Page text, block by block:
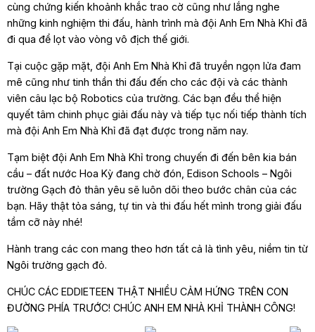
cùng chứng kiến khoảnh khắc trao cờ cũng như lắng nghe
những kinh nghiệm thi đấu, hành trình mà đội Anh Em Nhà Khỉ đã
đi qua để lọt vào vòng vô địch thế giới.
Tại cuộc gặp mặt, đội Anh Em Nhà Khỉ đã truyền ngọn lửa đam
mê cũng như tinh thần thi đấu đến cho các đội và các thành
viên câu lạc bộ Robotics của trường. Các bạn đều thể hiện
quyết tâm chinh phục giải đấu này và tiếp tục nối tiếp thành tích
mà đội Anh Em Nhà Khỉ đã đạt được trong năm nay.
Tạm biệt đội Anh Em Nhà Khỉ trong chuyến đi đến bên kia bán
cầu – đất nước Hoa Kỳ đang chờ đón, Edison Schools – Ngôi
trường Gạch đỏ thân yêu sẽ luôn dõi theo bước chân của các
bạn. Hãy thật tỏa sáng, tự tin và thi đấu hết mình trong giải đấu
tầm cỡ này nhé!
Hành trang các con mang theo hơn tất cả là tình yêu, niềm tin từ
Ngôi trường gạch đỏ.
CHÚC CÁC EDDIETEEN THẬT NHIỀU CẢM HỨNG TRÊN CON
ĐƯỜNG PHÍA TRƯỚC! CHÚC ANH EM NHÀ KHỈ THÀNH CÔNG!